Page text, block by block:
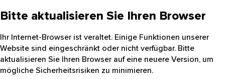
Bitte aktualisieren Sie Ihren Browser
Ihr Internet-Browser ist veraltet. Einige Funktionen unserer
Website sind eingeschränkt oder nicht verfügbar. Bitte
aktualisieren Sie Ihren Browser auf eine neuere Version, um
mögliche Sicherheitsrisiken zu minimieren.